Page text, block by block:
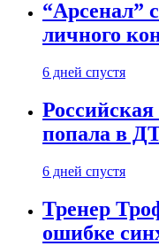
“Арсенал”
личного
6 дней спустя
попала в
6 дней спустя
Тренер
ошибке